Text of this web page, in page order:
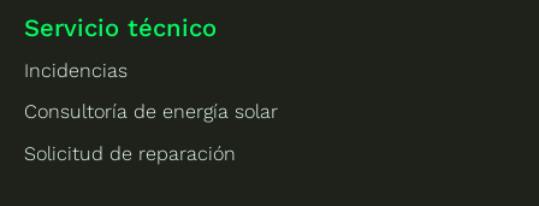
Servicio técnico
Incidencias
Consultoría de energía solar
Solicitud de reparación